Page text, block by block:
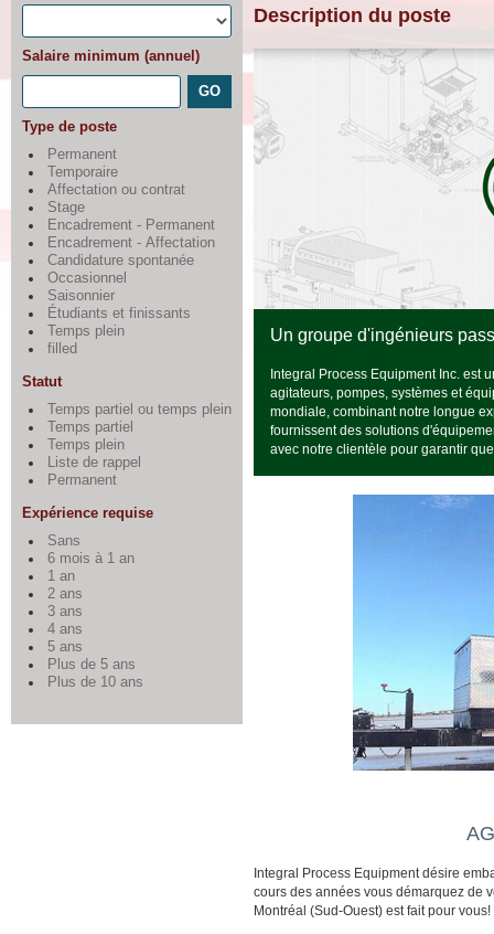
Salaire minimum (annuel)
Type de poste
Permanent
Temporaire
Affectation ou contrat
Stage
Encadrement - Permanent
Encadrement - Affectation
Candidature spontanée
Occasionnel
Saisonnier
Étudiants et finissants
Temps plein
filled
Statut
Temps partiel ou temps plein
Temps partiel
Temps plein
Liste de rappel
Permanent
Expérience requise
Sans
6 mois à 1 an
1 an
2 ans
3 ans
4 ans
5 ans
Plus de 5 ans
Plus de 10 ans
Description du poste
Un groupe d'ingénieurs
Integral Process Equipment Inc. est
agitateurs, pompes, systèmes et
mondiale, combinant notre longue
fournissent des solutions
avec notre clientèle pour garantir
Integral Process Equipment désire
cours des années vous démarquez de
Montréal (Sud-Ouest) est fait pour vous!